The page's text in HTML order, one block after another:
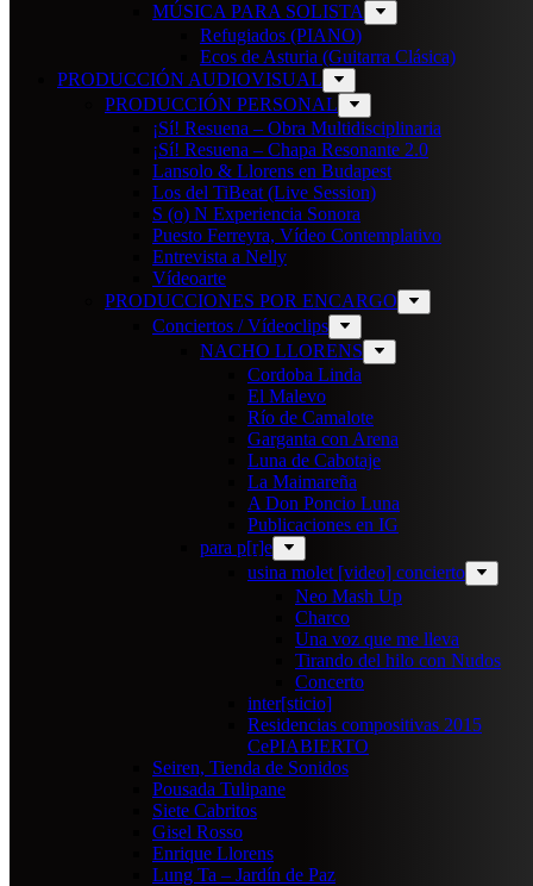
MÚSICA PARA SOLISTA
Refugiados (PIANO)
Ecos de Asturia (Guitarra Clásica)
PRODUCCIÓN AUDIOVISUAL
PRODUCCIÓN PERSONAL
¡Sí! Resuena – Obra Multidisciplinaria
¡Sí! Resuena – Chapa Resonante 2.0
Lansolo & Llorens en Budapest
Los del TiBeat (Live Session)
S (o) N Experiencia Sonora
Puesto Ferreyra, Vídeo Contemplativo
Entrevista a Nelly
Vídeoarte
PRODUCCIONES POR ENCARGO
Conciertos / Vídeoclips
NACHO LLORENS
Cordoba Linda
El Malevo
Río de Camalote
Garganta con Arena
Luna de Cabotaje
La Maimareña
A Don Poncio Luna
Publicaciones en IG
para p[r]e
usina molet [video] concierto
Neo Mash Up
Charco
Una voz que me lleva
Tirando del hilo con Nudos
Concerto
inter[sticio]
Residencias compositivas 2015
CePIABIERTO
Seiren, Tienda de Sonidos
Pousada Tulipane
Siete Cabritos
Gisel Rosso
Enrique Llorens
Lung Ta – Jardín de Paz